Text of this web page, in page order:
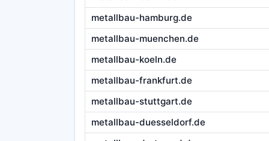
metallbau-hamburg.de
metallbau-muenchen.de
metallbau-koeln.de
metallbau-frankfurt.de
metallbau-stuttgart.de
metallbau-duesseldorf.de